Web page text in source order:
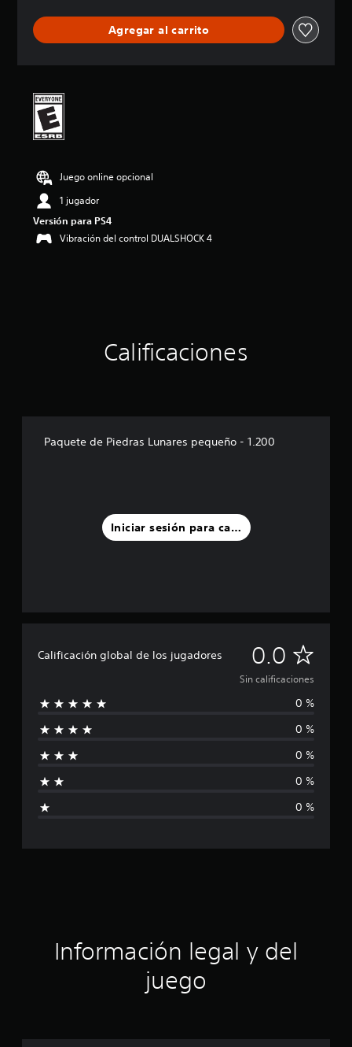
i
c
o
s
Agregar al carrito
Juego online opcional
1 jugador
Versión para PS4
Vibración del control DUALSHOCK 4
Calificaciones
Paquete de Piedras Lunares pequeño - 1.200
Iniciar sesión para calificar
Calificación global de los jugadores 0.0 S
i
n
c
a
f
a
o
Sin calificaciones
0 %
0 %
0 %
0 %
0 %
Información legal y del
juego